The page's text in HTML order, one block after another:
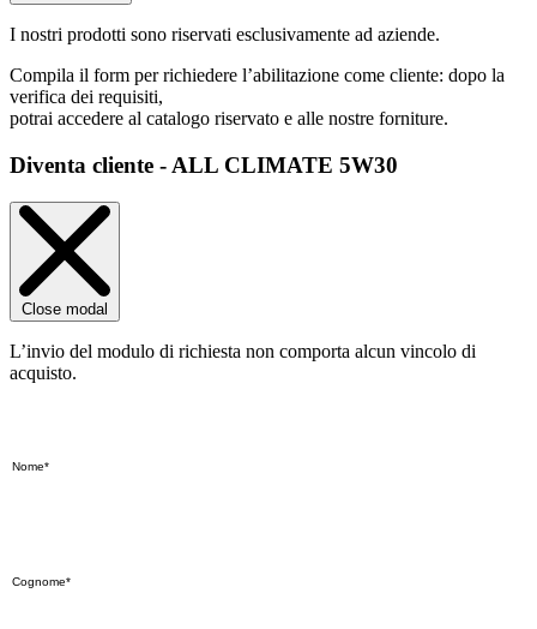
I nostri prodotti sono riservati esclusivamente ad aziende.
Compila il form per richiedere l’abilitazione come cliente: dopo la
verifica dei requisiti,
potrai accedere al catalogo riservato e alle nostre forniture.
Diventa cliente - ALL CLIMATE 5W30
Close modal
L’invio del modulo di richiesta non comporta alcun vincolo di
acquisto.